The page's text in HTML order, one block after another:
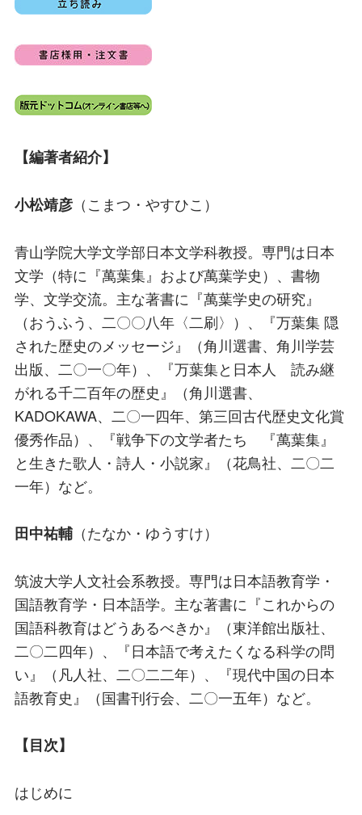
【編著者紹介】
小松靖彦 （こまつ・やすひこ）
青山学院大学文学部日本文学科教授。専門は日本
文学（特に『萬葉集』および萬葉学史）、書物
学、文学交流。主な著書に『萬葉学史の研究』
（おうふう、二〇〇八年〈二刷〉）、『万葉集 隠
された歴史のメッセージ』（角川選書、角川学芸
出版、二〇一〇年）、『万葉集と日本人 読み継
がれる千二百年の歴史』（角川選書、
KADOKAWA、二〇一四年、第三回古代歴史文化賞
優秀作品）、『戦争下の文学者たち 『萬葉集』
と生きた歌人・詩人・小説家』（花鳥社、二〇二
一年）など。
田中祐輔 （たなか・ゆうすけ）
筑波大学人文社会系教授。専門は日本語教育学・
国語教育学・日本語学。主な著書に『これからの
国語科教育はどうあるべきか』（東洋館出版社、
二〇二四年）、『日本語で考えたくなる科学の問
い』（凡人社、二〇二二年）、『現代中国の日本
語教育史』（国書刊行会、二〇一五年）など。
【目次】
はじめに